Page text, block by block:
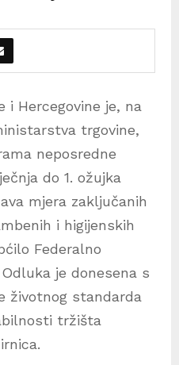
i Hercegovine je, na
trgovine,
neposredne
do 1. ožujka
mjera zaključanih
i higijenskih
Federalno
je donesena s
životnog standarda
tržišta